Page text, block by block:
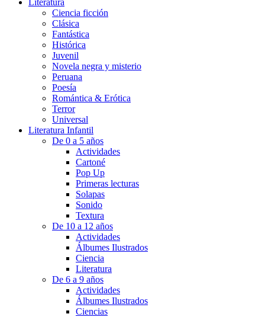
Literatura
Ciencia ficción
Clásica
Fantástica
Histórica
Juvenil
Novela negra y misterio
Peruana
Poesía
Romántica & Erótica
Terror
Universal
Literatura Infantil
De 0 a 5 años
Actividades
Cartoné
Pop Up
Primeras lecturas
Solapas
Sonido
Textura
De 10 a 12 años
Actividades
Álbumes Ilustrados
Ciencia
Literatura
De 6 a 9 años
Actividades
Álbumes Ilustrados
Ciencias